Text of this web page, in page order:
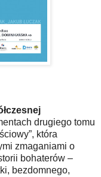
drugiego tomu
która
zmaganiami o
bohaterów –
bezdomnego,